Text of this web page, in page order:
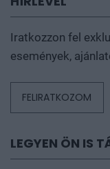
Iratkozzon fel
események,
FELIRATKOZOM
LEGYEN ÖN IS